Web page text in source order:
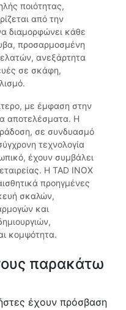
ποιότητας,
από την
διαμορφώνει κάθε
προσαρμοσμένη
ανεξάρτητα
σε σκάφη,
με έμφαση στην
αποτελέσματα. Η
σε συνδυασμό
τεχνολογία
έχουν συμβάλει
Η TAD INOX
προηγμένες
σκαλών,
και
κομψότητα.
παρακάτω
έχουν πρόσβαση